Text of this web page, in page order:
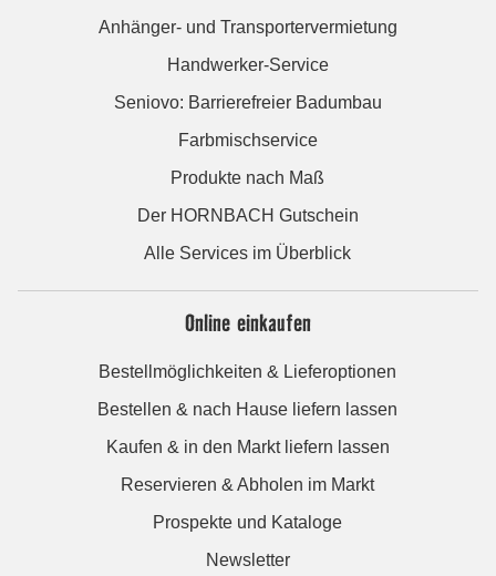
Anhänger- und Transportervermietung
Handwerker-Service
Seniovo: Barrierefreier Badumbau
Farbmischservice
Produkte nach Maß
Der HORNBACH Gutschein
Alle Services im Überblick
Online einkaufen
Bestellmöglichkeiten & Lieferoptionen
Bestellen & nach Hause liefern lassen
Kaufen & in den Markt liefern lassen
Reservieren & Abholen im Markt
Prospekte und Kataloge
Newsletter